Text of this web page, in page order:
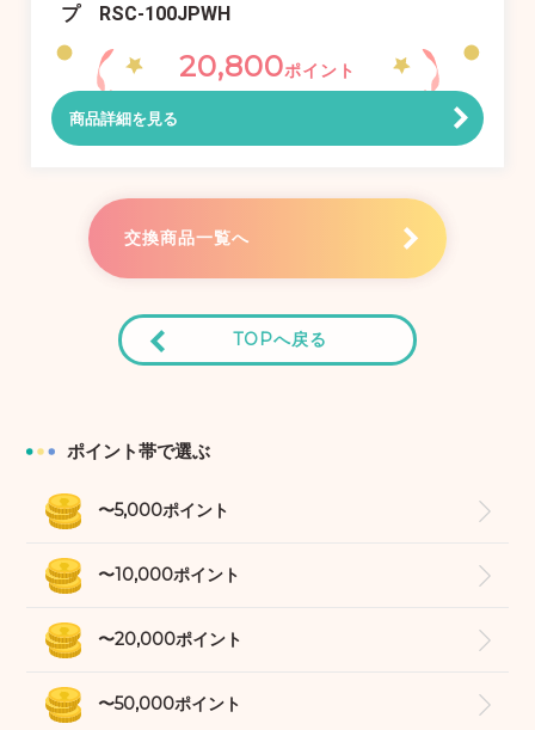
プ RSC-100JPWH
20,800ポイント
商品詳細を見る
交換商品一覧へ
TOPへ戻る
ポイント帯で選ぶ
〜5,000ポイント
〜10,000ポイント
〜20,000ポイント
〜50,000ポイント